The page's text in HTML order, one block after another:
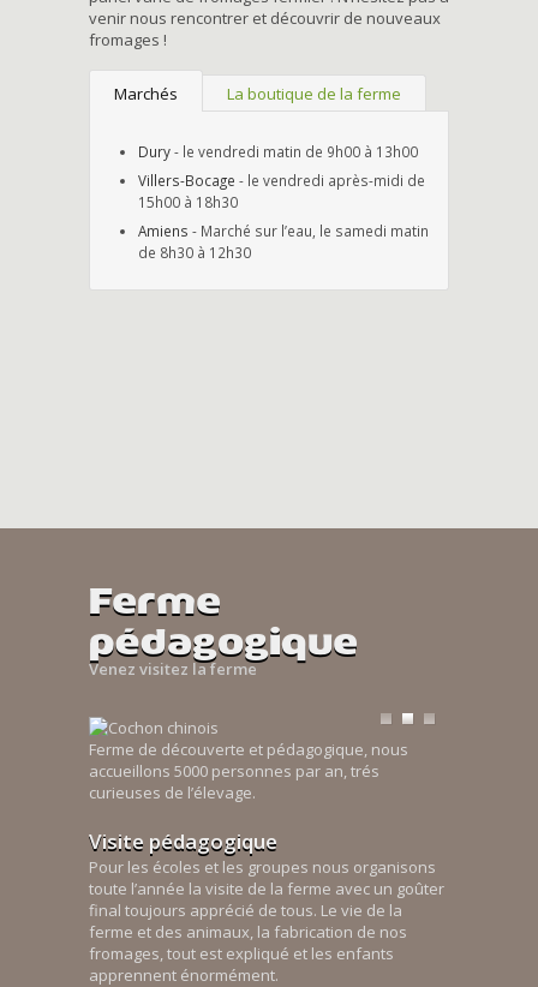
venir nous rencontrer et découvrir de nouveaux
fromages !
Marchés La boutique de la ferme
Dury- le vendredi matin de 9h00 à 13h00
Villers-Bocage - le vendredi après-midi de
15h00 à 18h30
Amiens - Marché sur l’eau, le samedi matin
de 8h30 à 12h30
Ferme
pédagogique
Venez visitez la ferme
Ferme de découverte et pédagogique, nous
accueillons 5000 personnes par an, trés
curieuses de l’élevage.
Visite pédagogique
Pour les écoles et les groupes nous organisons
toute l’année la visite de la ferme avec un goûter
final toujours apprécié de tous. Le vie de la
ferme et des animaux, la fabrication de nos
fromages, tout est expliqué et les enfants
apprennent énormément.